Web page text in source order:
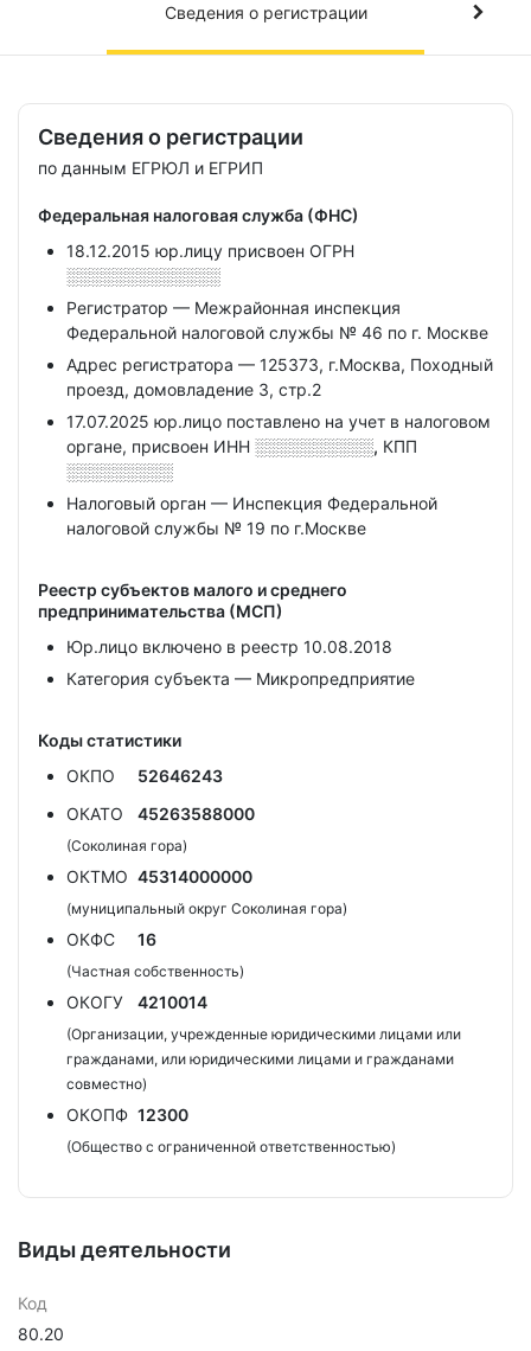
Сведения о регистрации
Сведения о регистрации
по данным ЕГРЮЛ и ЕГРИП
Федеральная налоговая служба (ФНС)
18.12.2015 юр.лицу присвоен ОГРН
░░░░░░░░░░░░░
Регистратор — Межрайонная инспекция
Федеральной налоговой службы № 46 по г. Москве
Адрес регистратора — 125373, г.Москва, Походный
проезд, домовладение 3, стр.2
17.07.2025 юр.лицо поставлено на учет в налоговом
органе, присвоен ИНН ░░░░░░░░░░, КПП
░░░░░░░░░
Налоговый орган — Инспекция Федеральной
налоговой службы № 19 по г.Москве
Реестр субъектов малого и среднего
предпринимательства (МСП)
Юр.лицо включено в реестр 10.08.2018
Категория субъекта — Микропредприятие
Коды статистики
ОКПО
52646243
ОКАТО
45263588000
(Соколиная гора)
ОКТМО 45314000000
(муниципальный округ Соколиная гора)
ОКФС 16
(Частная собственность)
ОКОГУ 4210014
(Организации, учрежденные юридическими лицами или
гражданами, или юридическими лицами и гражданами
совместно)
ОКОПФ 12300
(Общество с ограниченной ответственностью)
Виды деятельности
Код
80.20